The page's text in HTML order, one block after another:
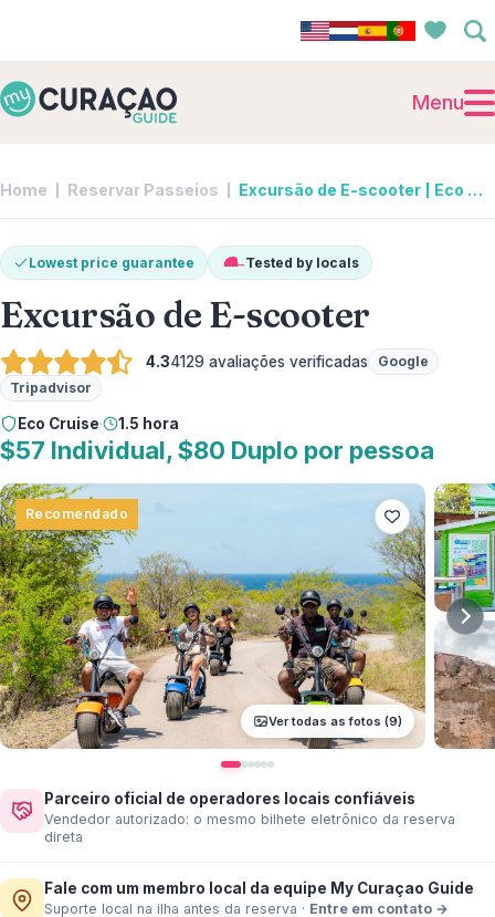
Menu
Home Reservar Passeios Excursão de E-scooter | Eco Cruise
Lowest price guarantee Tested by locals
Excursão de E-scooter
4.34129 avaliações verificadas
Google
Tripadvisor
Eco Cruise· 1.5 hora
$57 Individual, $80 Duplo por pessoa
Recomendado
Ver todas as fotos (9)
Parceiro oficial de operadores locais confiáveis
Vendedor autorizado: o mesmo bilhete eletrônico da reserva
direta
Fale com um membro local da equipe My Curaçao Guide
Suporte local na ilha antes da reserva · Entre em contato →